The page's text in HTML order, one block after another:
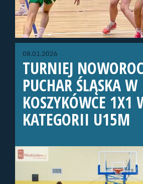
08.01.2026
TURNIEJ
PUCHAR ŚLĄSKA W
KOSZYKÓWCE 1X1
KATEGORII U15M